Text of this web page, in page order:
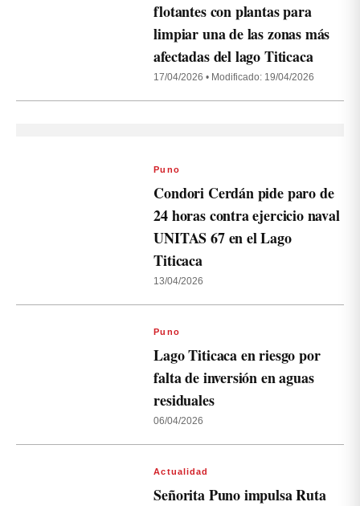
flotantes con plantas para
limpiar una de las zonas más
afectadas del lago Titicaca
17/04/2026 • Modificado: 19/04/2026
Puno
Condori Cerdán pide paro de
24 horas contra ejercicio naval
UNITAS 67 en el Lago
Titicaca
13/04/2026
Puno
Lago Titicaca en riesgo por
falta de inversión en aguas
residuales
06/04/2026
Actualidad
Señorita Puno impulsa Ruta